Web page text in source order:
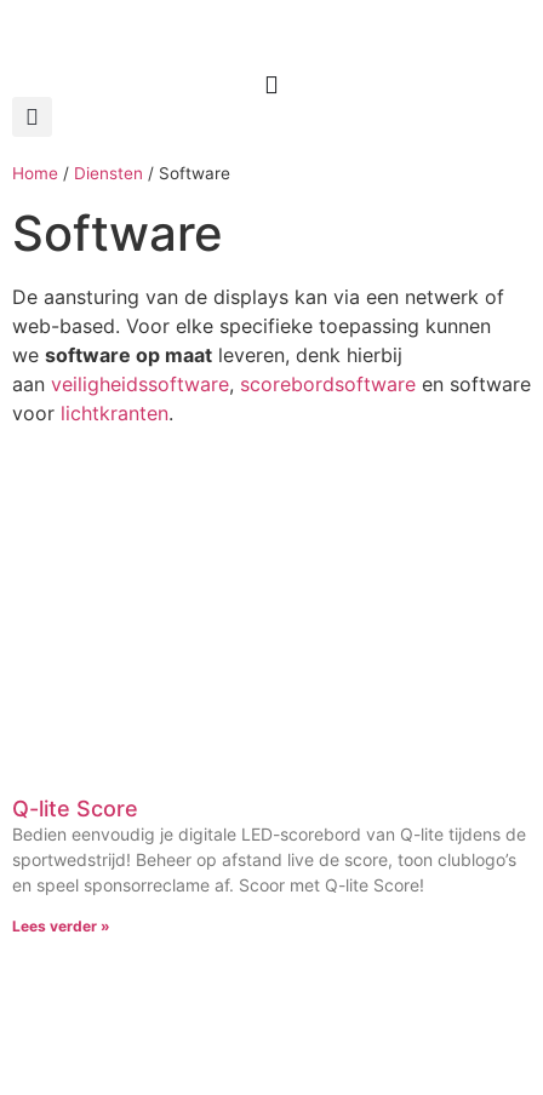
Home / Diensten / Software
Software
De aansturing van de displays kan via een netwerk of
web-based. Voor elke specifieke toepassing kunnen
we software op maat leveren, denk hierbij
aan veiligheidssoftware, scorebordsoftware en software
voor lichtkranten.
Q-lite Score
Bedien eenvoudig je digitale LED-scorebord van Q-lite tijdens de
sportwedstrijd! Beheer op afstand live de score, toon clublogo’s
en speel sponsorreclame af. Scoor met Q-lite Score!
Lees verder »